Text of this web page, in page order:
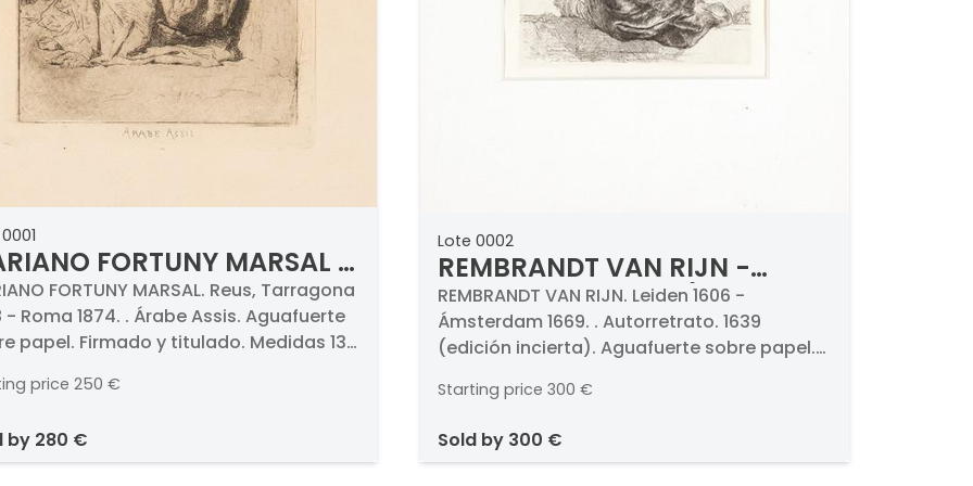
FORTUNY MARSAL -
Assis
FORTUNY MARSAL. Reus, Tarragona
- Roma 1874. . Árabe Assis. Aguafuerte
papel. Firmado y titulado. Medidas 138
price 250 €
by 280 €
Lote 0002
REMBRANDT VAN RIJN -
Autorretrato. 1639 (edición
incierta)
REMBRANDT VAN RIJN. Leiden 1606 -
Ámsterdam 1669. . Autorretrato. 1639
(edición incierta). Aguafuerte sobre papel.
Starting price 300 €
sold by 300 €